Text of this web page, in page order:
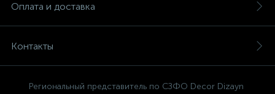
Оплата и доставка
Контакты
Региональный представитель по СЗФО Decor Dizayn